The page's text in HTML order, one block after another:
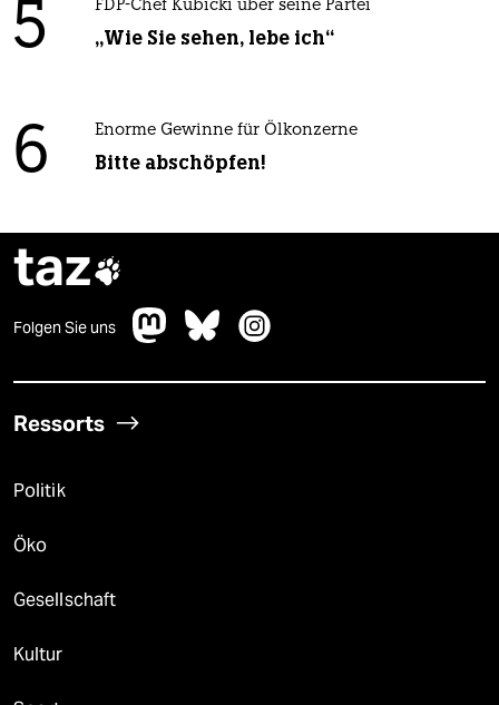
5 FDP-Chef Kubicki über seine Partei
„Wie Sie sehen, lebe ich“
6 Enorme Gewinne für Ölkonzerne
Bitte abschöpfen!
taz
Folgen Sie uns
Ressorts
Politik
Öko
Gesellschaft
Kultur